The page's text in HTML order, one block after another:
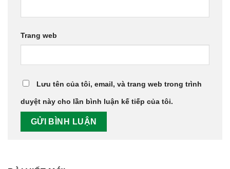
Trang web
Lưu tên của tôi, email, và trang web trong trình
duyệt này cho lần bình luận kế tiếp của tôi.